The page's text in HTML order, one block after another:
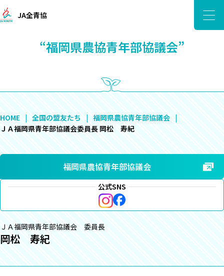
JA全青協
“福岡県農協青年部協議会”
HOME 全国の盟友たち
福岡県農協青年部協議会
ＪＡ福岡県青年部協議会委員長 岡松 寿紀
福岡県農協青年部協議会
公式SNS
ＪＡ福岡県青年部協議会 委員長
岡松 寿紀